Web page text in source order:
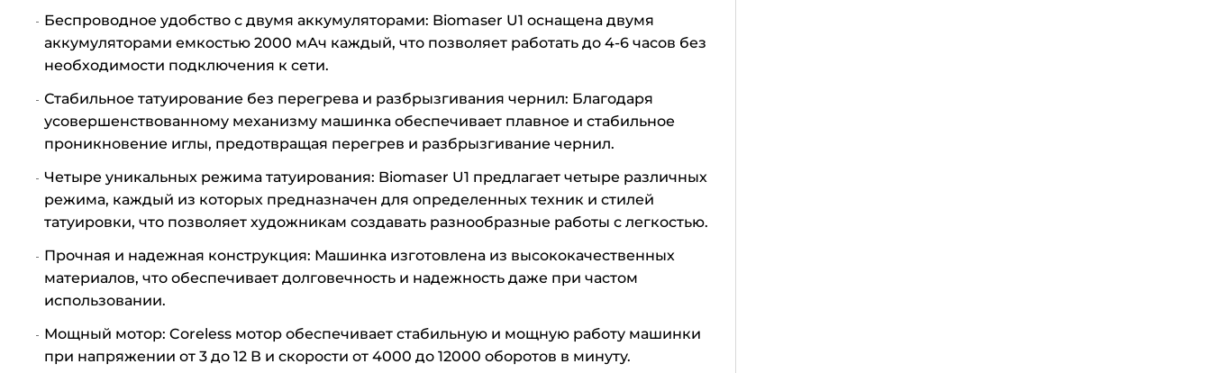
Беспроводное удобство с двумя аккумуляторами: Biomaser U1 оснащена двумя
аккумуляторами емкостью 2000 мАч каждый, что позволяет работать до 4-6 часов без
необходимости подключения к сети.
Стабильное татуирование без перегрева и разбрызгивания чернил: Благодаря
усовершенствованному механизму машинка обеспечивает плавное и стабильное
проникновение иглы, предотвращая перегрев и разбрызгивание чернил.
Четыре уникальных режима татуирования: Biomaser U1 предлагает четыре различных
режима, каждый из которых предназначен для определенных техник и стилей
татуировки, что позволяет художникам создавать разнообразные работы с легкостью.
Прочная и надежная конструкция: Машинка изготовлена из высококачественных
материалов, что обеспечивает долговечность и надежность даже при частом
использовании.
Мощный мотор: Coreless мотор обеспечивает стабильную и мощную работу машинки
при напряжении от 3 до 12 В и скорости от 4000 до 12000 оборотов в минуту.